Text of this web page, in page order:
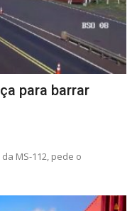
para barrar
MS-112, pede o